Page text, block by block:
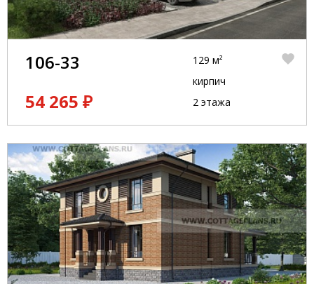
106-33
54 265 ₽
129 м²
кирпич
2 этажа